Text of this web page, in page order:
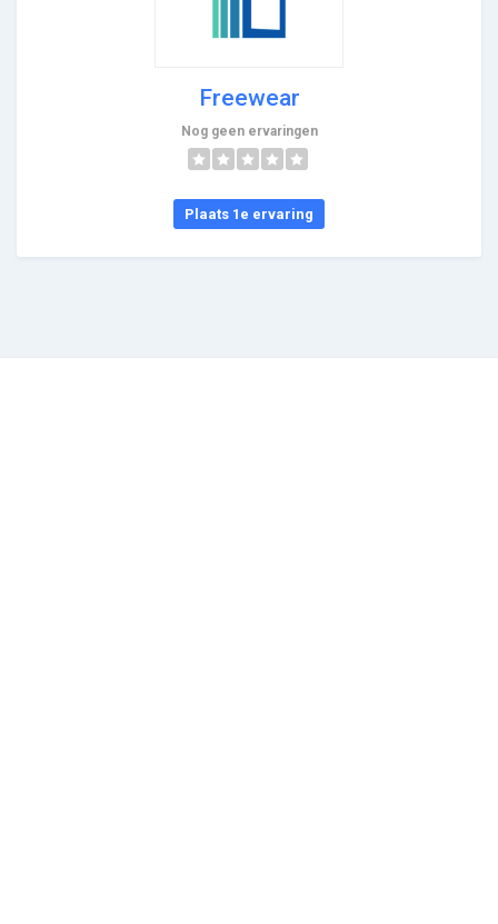
Freewear
Nog geen ervaringen
Plaats 1e ervaring